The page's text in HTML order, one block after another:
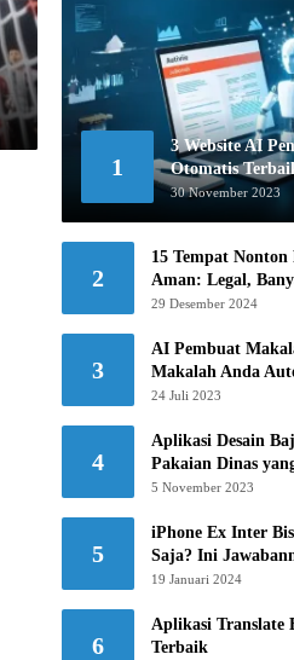
1
3 Website AI
Otomatis
30 November 2023
2
15 Tempat
Aman: Legal,
Khawatir!
29 Desember 2024
3
AI Pembuat
Makalah Anda
24 Juli 2023
4
Aplikasi Desain
Pakaian Dinas
5 November 2023
5
iPhone Ex Inter
Saja? Ini
19 Januari 2024
6
Aplikasi Translate
Terbaik